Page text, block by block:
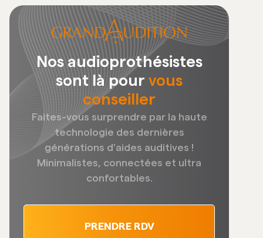
Nos audioprothésistes
sont là pourvous
conseiller
Faites-vous surprendre par la haute
technologie des dernières
générations d'aides auditives !
Minimalistes, connectées et ultra
confortables.
PRENDRE RDV